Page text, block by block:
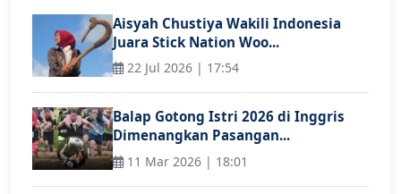
Aisyah Chustiya Wakili Indonesia
Juara Stick Nation Woo...
22 Jul 2026 | 17:54
Balap Gotong Istri 2026 di Inggris
Dimenangkan Pasangan...
11 Mar 2026 | 18:01